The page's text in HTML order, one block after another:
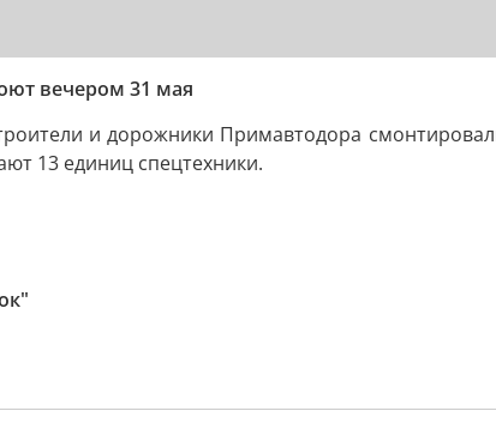
вечером 31 мая
и дорожники Примавтодора
13 единиц спецтехники.